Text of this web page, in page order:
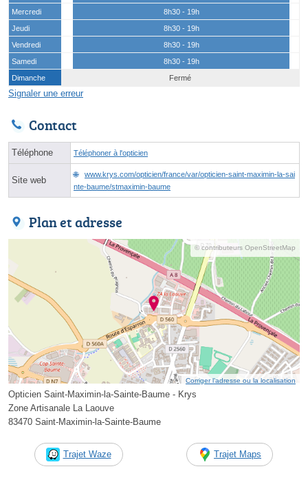
Mercredi
8h30 - 19h
Jeudi
8h30 - 19h
Vendredi
8h30 - 19h
Samedi
8h30 - 19h
Dimanche
Fermé
Signaler une erreur
Contact
Téléphone Téléphoner à l'opticien
Site web
www.krys.com/opticien/france/var/opticien-saint-maximin-la-sai
nte-baume/stmaximin-baume
Plan et adresse
© contributeurs OpenStreetMap
Corriger l’adresse ou la localisation
Opticien Saint-Maximin-la-Sainte-Baume - Krys
Zone Artisanale La Laouve
83470 Saint-Maximin-la-Sainte-Baume
Trajet Waze Trajet Maps